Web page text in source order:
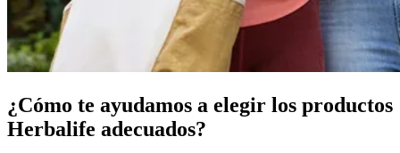
¿Cómo te ayudamos a elegir los productos
Herbalife adecuados?